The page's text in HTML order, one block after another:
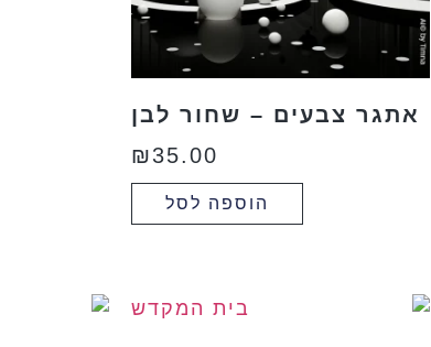
אתגר צבעים – שחור לבן
₪35.00
הוספה לסל